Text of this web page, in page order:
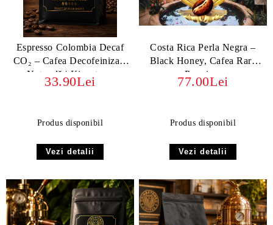
Espresso Colombia Decaf
CO₂ – Cafea Decofeinizată
Naturală | Kingstone
33.90Lei
Produs disponibil
Vezi detalii
Costa Rica Perla Negra –
Black Honey, Cafea Rară
Premium
77.00Lei
Produs disponibil
Vezi detalii